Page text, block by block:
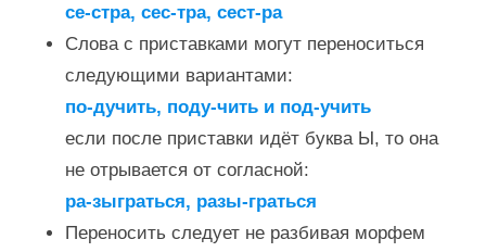
се-стра, сес-тра, сест-ра
Слова с приставками могут переноситься
следующими вариантами:
по-дучить, поду-чить и под-учить
если после приставки идёт буква Ы, то она
не отрывается от согласной:
ра-зыграться, разы-граться
Переносить следует не разбивая морфем